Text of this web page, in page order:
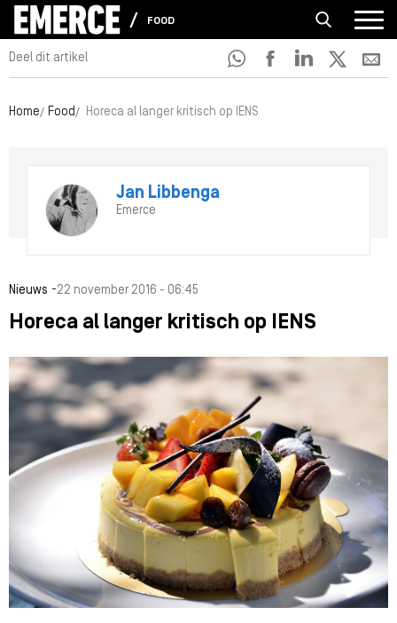
FOOD
Deel dit artikel
Home Food Horeca al langer kritisch op IENS
Jan Libbenga
Emerce
Nieuws -22 november 2016 - 06:45
Horeca al langer kritisch op IENS